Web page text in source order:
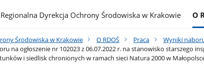
Regionalna Dyrekcja Ochrony Środowiska w Krakowie O
Środowiska w Krakowie O RDOŚ Praca Wyniki
na ogłoszenie nr 102023 z 06.07.2022 r. na stanowisko starszego
i siedlisk chronionych w ramach sieci Natura 2000 w